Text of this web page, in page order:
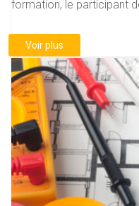
formation, le participant
Voir plus